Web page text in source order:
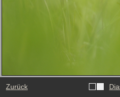
Zurück